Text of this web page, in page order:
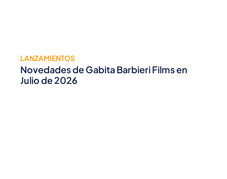
LANZAMIENTOS
Novedades de Gabita Barbieri Films en
Julio de 2026